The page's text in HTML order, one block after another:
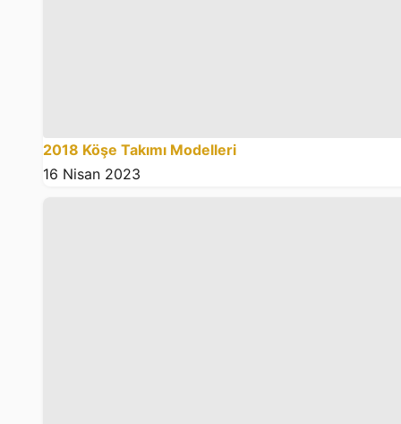
2018 Köşe Takımı Modelleri
16 Nisan 2023